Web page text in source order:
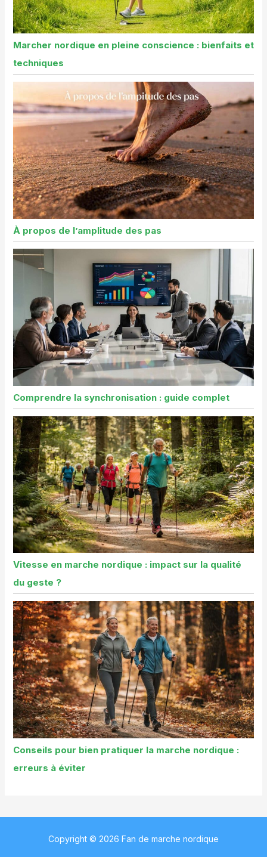
Marcher nordique en pleine conscience : bienfaits et
techniques
À propos de l’amplitude des pas
Comprendre la synchronisation : guide complet
Vitesse en marche nordique : impact sur la qualité
du geste ?
Conseils pour bien pratiquer la marche nordique :
erreurs à éviter
Copyright © 2026 Fan de marche nordique